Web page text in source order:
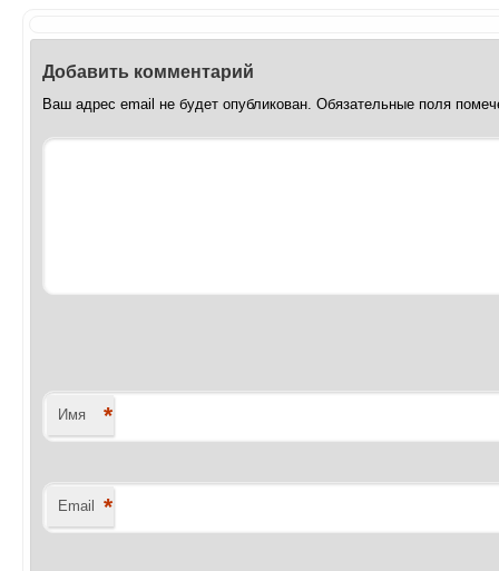
Добавить комментарий
Ваш адрес email не будет опубликован. Обязательные поля
Имя *
Email *